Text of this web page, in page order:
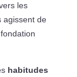
les
agissent de
habitudes